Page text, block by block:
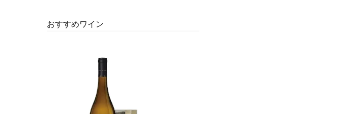
おすすめワイン